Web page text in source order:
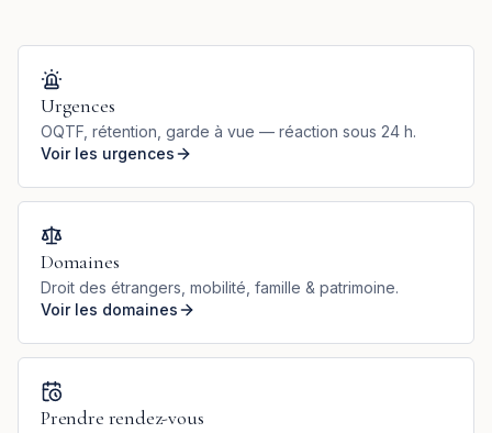
Urgences
OQTF, rétention, garde à vue — réaction sous 24 h.
Voir les urgences
Domaines
Droit des étrangers, mobilité, famille & patrimoine.
Voir les domaines
Prendre rendez-vous